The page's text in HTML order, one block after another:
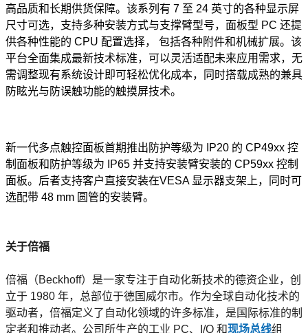
高品质和长期供货保障。该系列有 7 至 24 英寸的各种显示屏
尺寸可选，支持多种安装方式与支撑臂型号，面板型 PC 还提
供各种性能的 CPU 配置选择， 包括各种附件和机械扩展。该
平台全面集成最新技术标准，可以灵活适配未来应用需求，无
需调整现有系统设计即可轻松优化成本，同时搭载成熟的兼具
防眩光与防误触功能的触摸屏技术。
新一代多点触控面板首期推出防护等级为 IP20 的 CP49xx 控
制面板和防护等级为 IP65 并支持安装臂安装的 CP59xx 控制
面板。后者支持客户直接安装在VESA 显示器支架上，同时可
选配带 48 mm 圆管的安装臂。
关于倍福
倍福（Beckhoff）是一家专注于自动化新技术的德资企业，创
立于 1980 年，总部位于德国威尔市。作为全球自动化技术的
驱动者，倍福定义了自动化领域的许多标准，是国际标准的制
定者和推动者。公司所生产的工业 PC、I/O 和现场总线组